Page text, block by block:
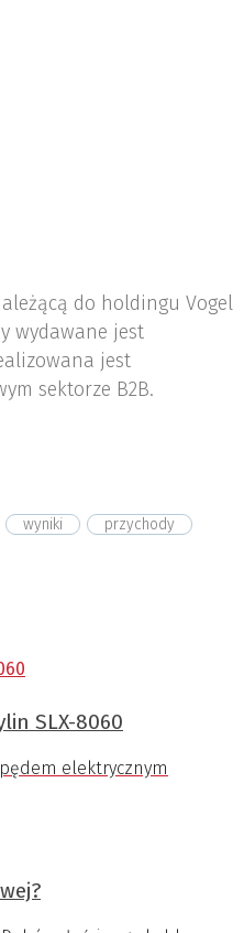
do holdingu Vogel
wydawane jest
jest
sektorze B2B.
wyniki
przychody
SLX-8060
elektrycznym